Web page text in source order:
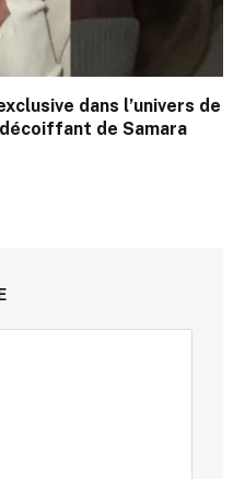
dans l’univers de
de Samara